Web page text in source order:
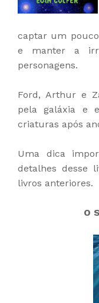
captar um
e manter a
personagens.
Ford, Arthur e
pela galáxia e
criaturas após
Uma dica
detalhes desse
livros anteriores.
O